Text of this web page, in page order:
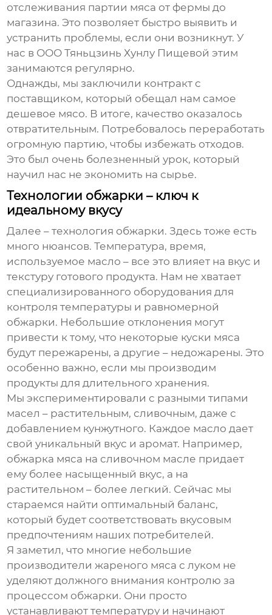
отслеживания партии мяса от фермы до
магазина. Это позволяет быстро выявить и
устранить проблемы, если они возникнут. У
нас в ООО Тяньцзинь Хунлу Пищевой этим
занимаются регулярно.
Однажды, мы заключили контракт с
поставщиком, который обещал нам самое
дешевое мясо. В итоге, качество оказалось
отвратительным. Потребовалось переработать
огромную партию, чтобы избежать отходов.
Это был очень болезненный урок, который
научил нас не экономить на сырье.
Технологии обжарки – ключ к
идеальному вкусу
Далее – технология обжарки. Здесь тоже есть
много нюансов. Температура, время,
используемое масло – все это влияет на вкус и
текстуру готового продукта. Нам не хватает
специализированного оборудования для
контроля температуры и равномерной
обжарки. Небольшие отклонения могут
привести к тому, что некоторые куски мяса
будут пережарены, а другие – недожарены. Это
особенно важно, если мы производим
продукты для длительного хранения.
Мы экспериментировали с разными типами
масел – растительным, сливочным, даже с
добавлением кунжутного. Каждое масло дает
свой уникальный вкус и аромат. Например,
обжарка мяса на сливочном масле придает
ему более насыщенный вкус, а на
растительном – более легкий. Сейчас мы
стараемся найти оптимальный баланс,
который будет соответствовать вкусовым
предпочтениям наших потребителей.
Я заметил, что многие небольшие
производителижареного мяса с луком не
уделяют должного внимания контролю за
процессом обжарки. Они просто
устанавливают температуру и начинают